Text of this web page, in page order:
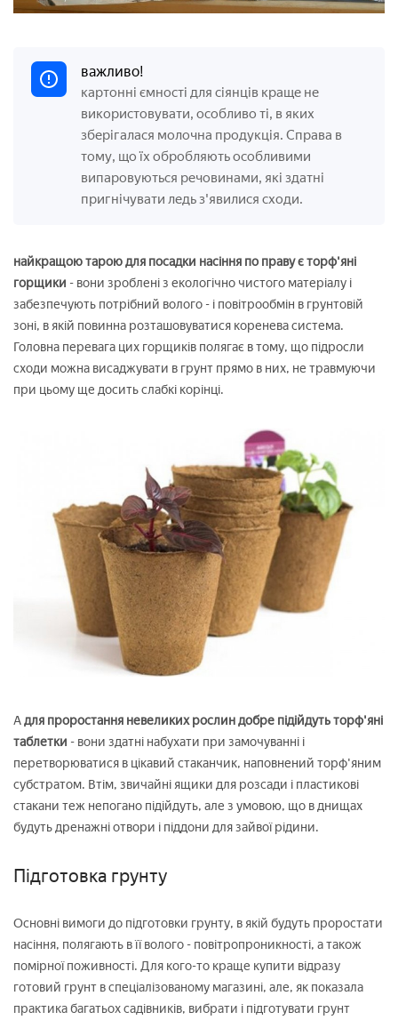
важливо!
картонні ємності для сіянців краще не
використовувати, особливо ті, в яких
зберігалася молочна продукція. Справа в
тому, що їх обробляють особливими
випаровуються речовинами, які здатні
пригнічувати ледь з'явилися сходи.
найкращою тарою для посадки насіння по праву є торф'яні
горщики - вони зроблені з екологічно чистого матеріалу і
забезпечують потрібний волого - і повітрообмін в грунтовій
зоні, в якій повинна розташовуватися коренева система.
Головна перевага цих горщиків полягає в тому, що підросли
сходи можна висаджувати в грунт прямо в них, не травмуючи
при цьому ще досить слабкі корінці.
Адля проростання невеликих рослин добре підійдуть торф'яні
таблетки - вони здатні набухати при замочуванні і
перетворюватися в цікавий стаканчик, наповнений торф'яним
субстратом. Втім, звичайні ящики для розсади і пластикові
стакани теж непогано підійдуть, але з умовою, що в днищах
будуть дренажні отвори і піддони для зайвої рідини.
Підготовка грунту
Основні вимоги до підготовки грунту, в якій будуть проростати
насіння, полягають в її волого - повітропроникності, а також
помірної поживності. Для кого-то краще купити відразу
готовий грунт в спеціалізованому магазині, але, як показала
практика багатьох садівників, вибрати і підготувати грунт